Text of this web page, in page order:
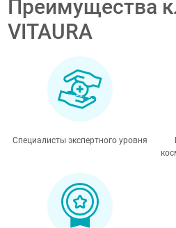
Преимущества
VITAURA
Специалисты экспертного уровня